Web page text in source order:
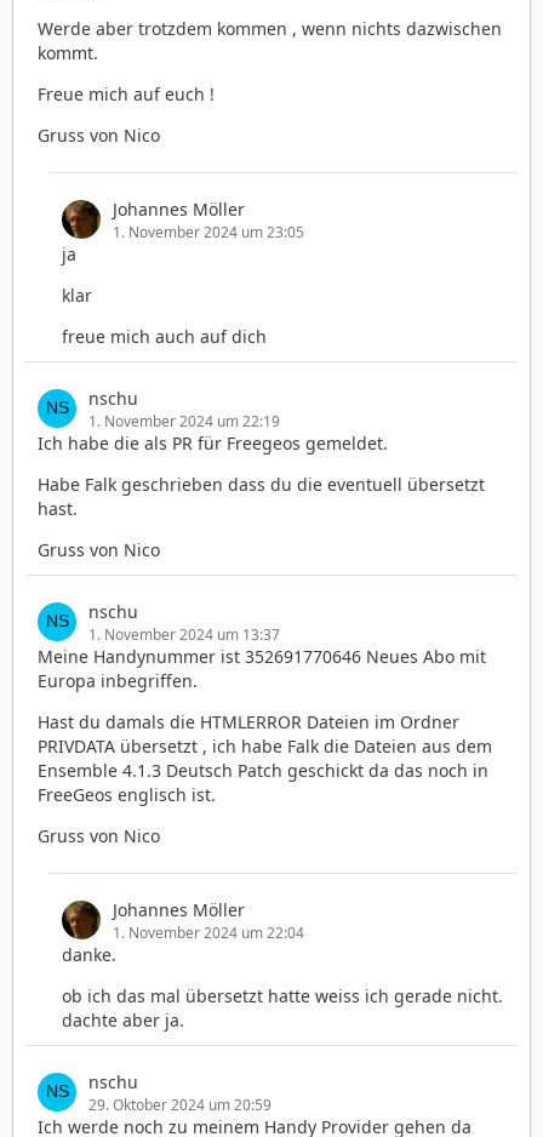
Werde aber trotzdem kommen , wenn nichts dazwischen
kommt.
Freue mich auf euch !
Gruss von Nico
Johannes Möller
1. November 2024 um 23:05
ja
klar
freue mich auch auf dich
nschu
1. November 2024 um 22:19
Ich habe die als PR für Freegeos gemeldet.
Habe Falk geschrieben dass du die eventuell übersetzt
hast.
Gruss von Nico
nschu
1. November 2024 um 13:37
Meine Handynummer ist 352691770646 Neues Abo mit
Europa inbegriffen.
Hast du damals die HTMLERROR Dateien im Ordner
PRIVDATA übersetzt , ich habe Falk die Dateien aus dem
Ensemble 4.1.3 Deutsch Patch geschickt da das noch in
FreeGeos englisch ist.
Gruss von Nico
Johannes Möller
1. November 2024 um 22:04
danke.
ob ich das mal übersetzt hatte weiss ich gerade nicht.
dachte aber ja.
nschu
29. Oktober 2024 um 20:59
Ich werde noch zu meinem Handy Provider gehen da